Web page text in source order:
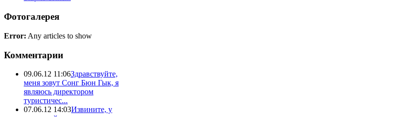
Фотогалерея
Error: Any articles to show
Комментарии
09.06.12 11:06Здравствуйте,
меня зовут Сонг Бюн Гык, я
являюсь директором
туристичес...
07.06.12 14:03Извините, у